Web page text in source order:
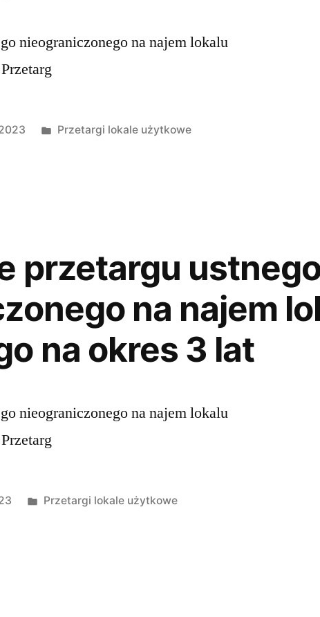
nieograniczonego na najem lokalu
Przetargi lokale użytkowe
przetargu
na najem
na okres 3 lat
nieograniczonego na najem lokalu
Przetargi lokale użytkowe